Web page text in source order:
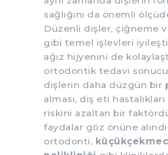
sağlığını da önemli
Düzenli dişler, çiğneme
gibi temel işlevleri
ağız hijyenini de
ortodontik tedavi
dişlerin daha düzgün bir
alması, diş eti
riskini azaltan bir
faydalar göz önüne
ortodonti,